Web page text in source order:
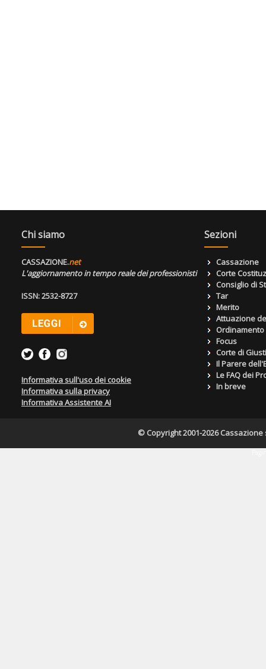
Chi siamo
CASSAZIONE.net
L'aggiornamento in tempo reale dei professionisti
ISSN: 2532-8727
Informativa sull'uso dei cookie
Informativa sulla privacy
Informativa Assistente AI
Sezioni
Cassazione
Corte
Consiglio di
Tar
Merito
Attuazione
Focus
Corte di
Il Parere
Le FAQ dei
In breve
© Copyright 2001-2026 Cassazione